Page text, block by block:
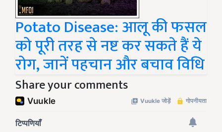
Potato Disease: आलू की फसल
को पूरी तरह से नष्ट कर सकते हैं ये
रोग, जानें पहचान और बचाव विधि
Share your comments